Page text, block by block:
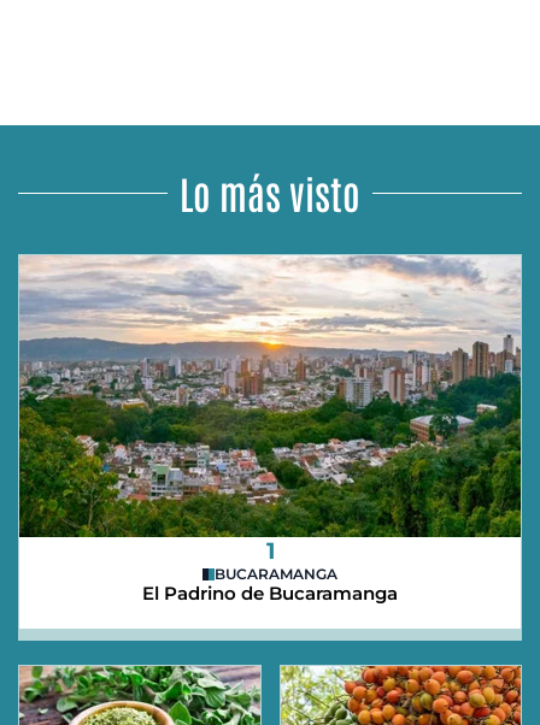
Lo más visto
1
BUCARAMANGA
El Padrino de Bucaramanga